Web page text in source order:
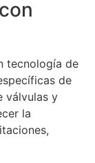
tecnología de
de
válvulas y
la